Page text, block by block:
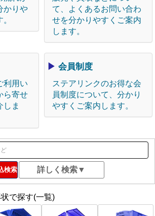
かりや
て、よくあるお問い合わ
せを分かりやすくご案内
します。
利用い
ら寄せ
しま
▶ 会員制度
ステアリンクのお得な会
員制度について、分かり
やすくご案内します。
検索
で探す(一覧)